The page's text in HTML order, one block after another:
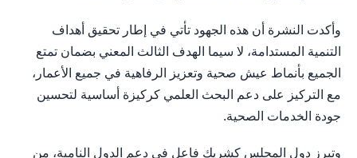
وأكدت النشرة أن هذه الجهود تأتي في إطار تحقيق أهداف
التنمية المستدامة، لا سيما الهدف الثالث المعني بضمان تمتع
الجميع بأنماط عيش صحية وتعزيز الرفاهية في جميع الأعمار،
مع التركيز على دعم البحث العلمي كركيزة أساسية لتحسين
جودة الخدمات الصحية.
وتبرز دول المجلس كشريك فاعل في دعم الدول النامية، من